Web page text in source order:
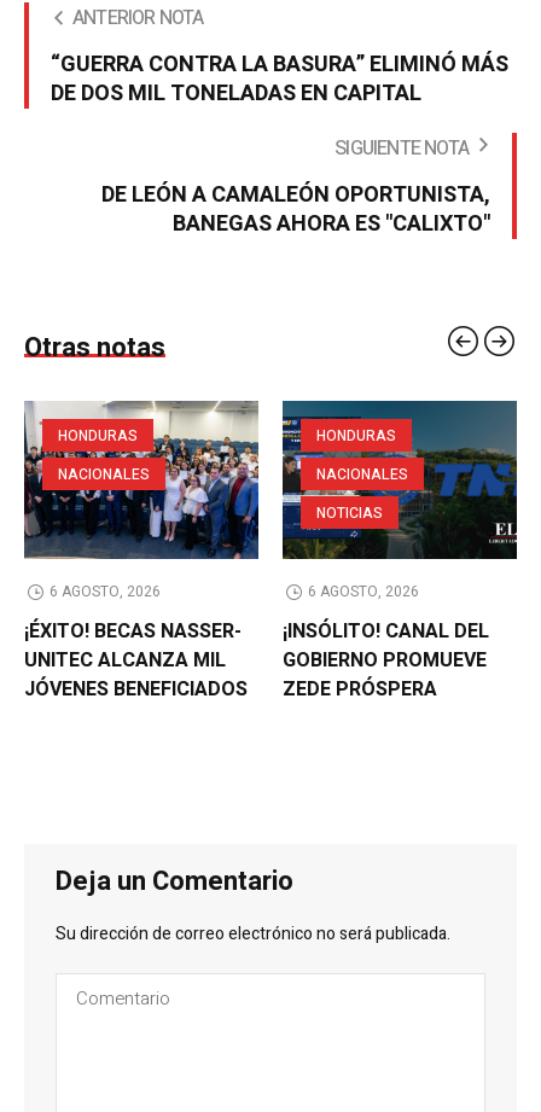
ANTERIOR NOTA
“GUERRA CONTRA LA BASURA” ELIMINÓ MÁS
DE DOS MIL TONELADAS EN CAPITAL
SIGUIENTE NOTA
DE LEÓN A CAMALEÓN OPORTUNISTA,
BANEGAS AHORA ES "CALIXTO"
Otras notas
HONDURAS
NACIONALES
6 AGOSTO, 2026
¡ÉXITO! BECAS NASSER-
UNITEC ALCANZA MIL
JÓVENES BENEFICIADOS
HONDURAS
NACIONALES
NOTICIAS
6 AGOSTO, 2026
¡INSÓLITO! CANAL DEL
GOBIERNO PROMUEVE
ZEDE PRÓSPERA
Deja un Comentario
Su dirección de correo electrónico no será publicada.